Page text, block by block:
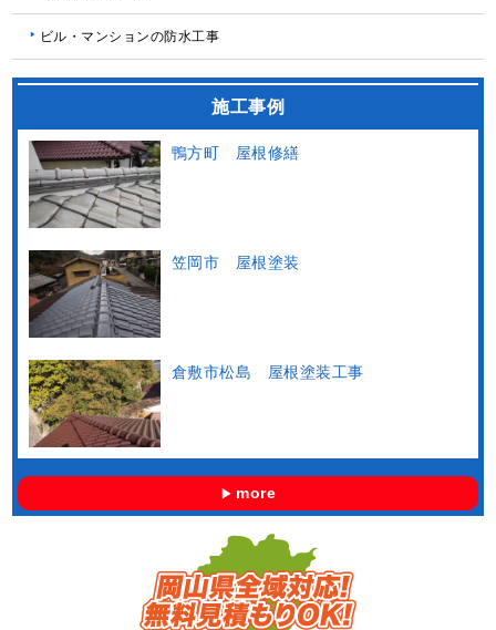
ビル・マンションの防水工事
施工事例
鴨方町 屋根修繕
笠岡市 屋根塗装
倉敷市松島 屋根塗装工事
more